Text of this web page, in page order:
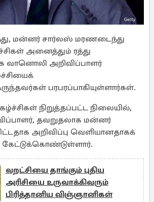
மன்னர் சார்லஸ் மரணடைந்து
அனைத்தும் ரத்து
வானொலி அறிவிப்பாளர்
பரபரப்பாகியுள்ளார்கள்.
நிறுத்தப்பட்ட நிலையில்,
தவறுதலாக மன்னர்
அறிவிப்பு வெளியானதாகக்
கேட்டுக்கொண்டுள்ளார்.
வறட்சியை தாங்கும் புதிய
அரிசியை உருவாக்கிவரும்
பிரித்தானிய விஞ்ஞானிகள்